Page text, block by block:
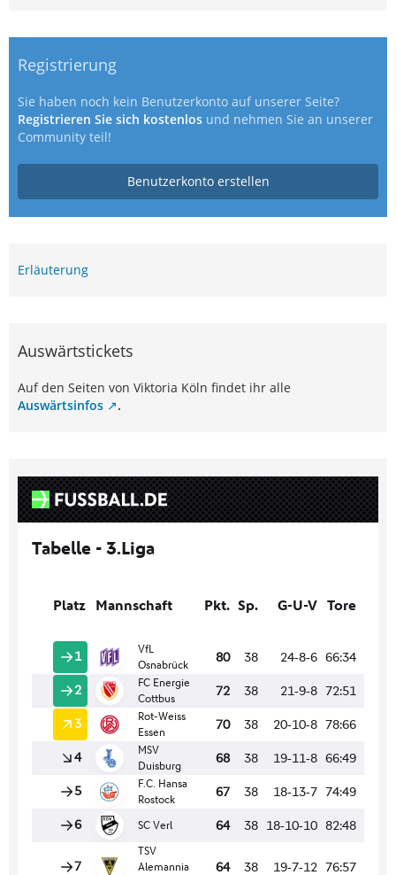
Registrierung
Sie haben noch kein Benutzerkonto auf unserer Seite?
Registrieren Sie sich kostenlos und nehmen Sie an unserer
Community teil!
Benutzerkonto erstellen
Erläuterung
Auswärtstickets
Auf den Seiten von Viktoria Köln findet ihr alle
Auswärtsinfos
.